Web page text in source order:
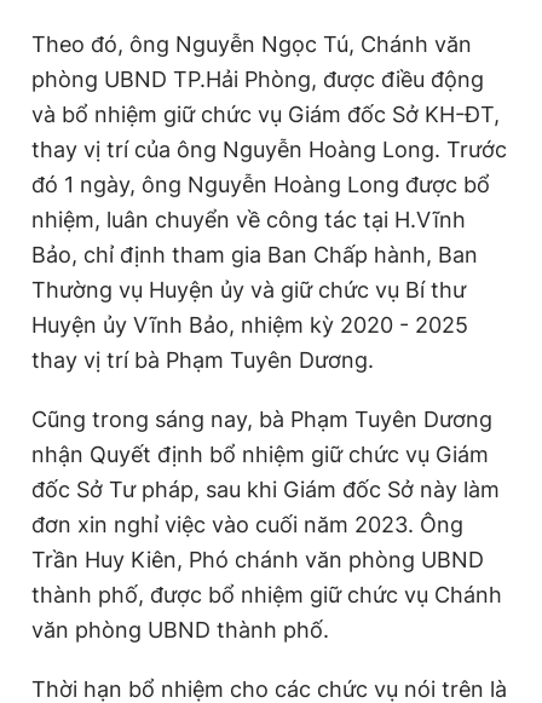
Phó tổng biên tập thường trực: Hải Thành
Phó tổng biên tập: Trần Việt Hưng
Tổng thư ký tòa soạn: Đức Trung
Giấy phép xuất bản số 110/GP - BTTTT cấp ngày 24.3.2020
© 2003-2026 Bản quyền thuộc về Báo Thanh Niên. Cấm sao
chép dưới mọi hình thức nếu không có sự chấp thuận bằng văn
bản. Phát triển bởi ePi Technologies, JSC.
Theo đó, ông Nguyễn Ngọc Tú, Chánh văn
phòng UBND TP.Hải Phòng, được điều động
và bổ nhiệm giữ chức vụ Giám đốc Sở KH-ĐT,
thay vị trí của ông Nguyễn Hoàng Long. Trước
đó 1 ngày, ông Nguyễn Hoàng Long được bổ
nhiệm, luân chuyển về công tác tại H.Vĩnh
Bảo, chỉ định tham gia Ban Chấp hành, Ban
Thường vụ Huyện ủy và giữ chức vụ Bí thư
Huyện ủy Vĩnh Bảo, nhiệm kỳ 2020 - 2025
thay vị trí bà Phạm Tuyên Dương.
Cũng trong sáng nay, bà Phạm Tuyên Dương
nhận Quyết định bổ nhiệm giữ chức vụ Giám
đốc Sở Tư pháp, sau khi Giám đốc Sở này làm
đơn xin nghỉ việc vào cuối năm 2023. Ông
Trần Huy Kiên, Phó chánh văn phòng UBND
thành phố, được bổ nhiệm giữ chức vụ Chánh
văn phòng UBND thành phố.
Thời hạn bổ nhiệm cho các chức vụ nói trên là